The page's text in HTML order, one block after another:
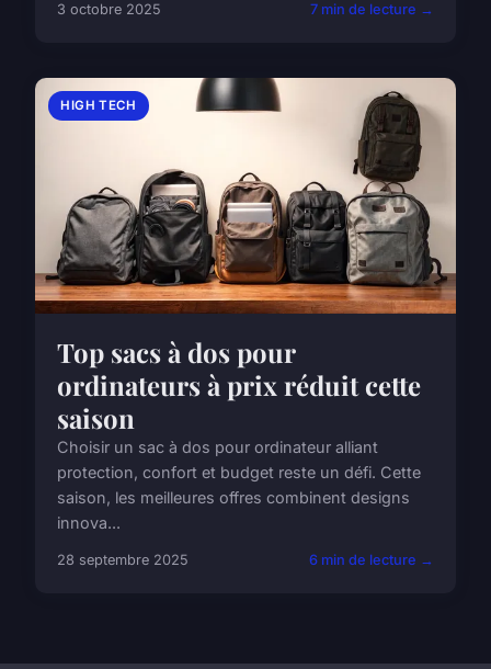
3 octobre 2025 7 min de lecture →
HIGH TECH
Top sacs à dos pour
ordinateurs à prix réduit cette
saison
Choisir un sac à dos pour ordinateur alliant
protection, confort et budget reste un défi. Cette
saison, les meilleures offres combinent designs
innova...
28 septembre 2025 6 min de lecture →